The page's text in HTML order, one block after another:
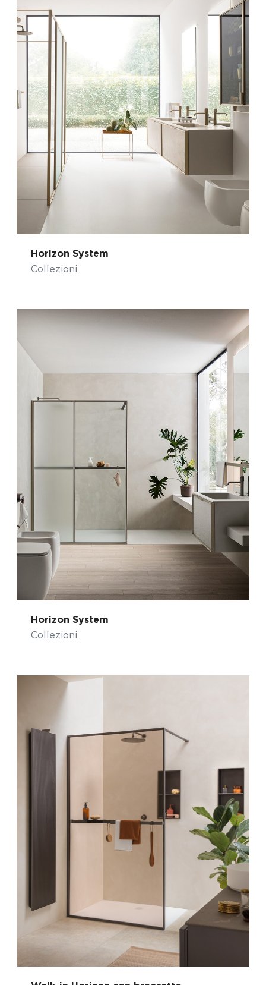
Horizon System
Collezioni
Horizon System
Collezioni